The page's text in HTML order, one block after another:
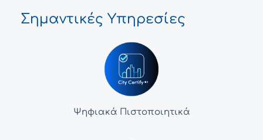
Σημαντικές Υπηρεσίες
Ψηφιακά Πιστοποιητικά